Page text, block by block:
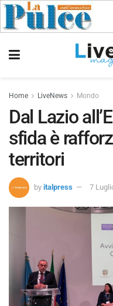
Home LiveNews Mondo
Dal Lazio
sfida è
territori
by italpress 7